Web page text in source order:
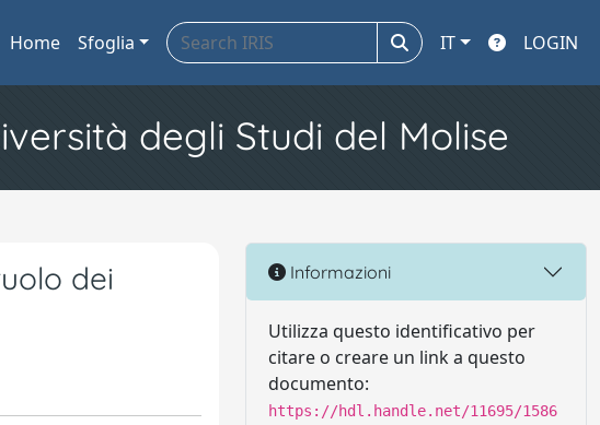
Home Sfoglia IT LOGIN
degli Studi del Molise
dei
Informazioni
Utilizza questo identificativo per
citare o creare un link a questo
documento:
https://hdl.handle.net/11695/1586